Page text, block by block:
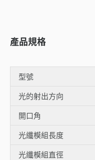
產品規格
型號
光的射出方向
開口角
光纖模組長度
光纖模組直徑